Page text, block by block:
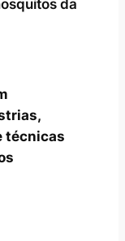
da
técnicas